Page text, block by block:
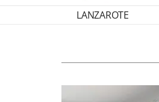
LANZAROTE